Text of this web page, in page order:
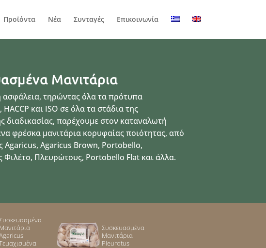
Προϊόντα Νέα Συνταγές Επικοινωνία
Μανιτάρια
τηρώντας όλα τα πρότυπα
HACCP και ISO σε όλα τα στάδια της
διαδικασίας, παρέχουμε στον καταναλωτή
φρέσκα μανιτάρια κορυφαίας ποιότητας, από
Agaricus, Agaricus Brown, Portobello,
Φιλέτο, Πλευρώτους, Portobello Flat και άλλα.
Μανιτάρια
Συσκευασμένα
Μανιτάρια
Pleurotus